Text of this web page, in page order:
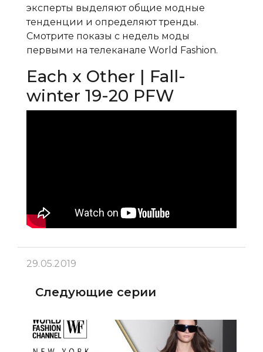
эксперты выделяют общие модные
тенденции и определяют тренды.
Смотрите показы с недель моды
первыми на телеканале World Fashion.
Each x Other | Fall-
winter 19-20 PFW
29.05.2019
Следующие серии